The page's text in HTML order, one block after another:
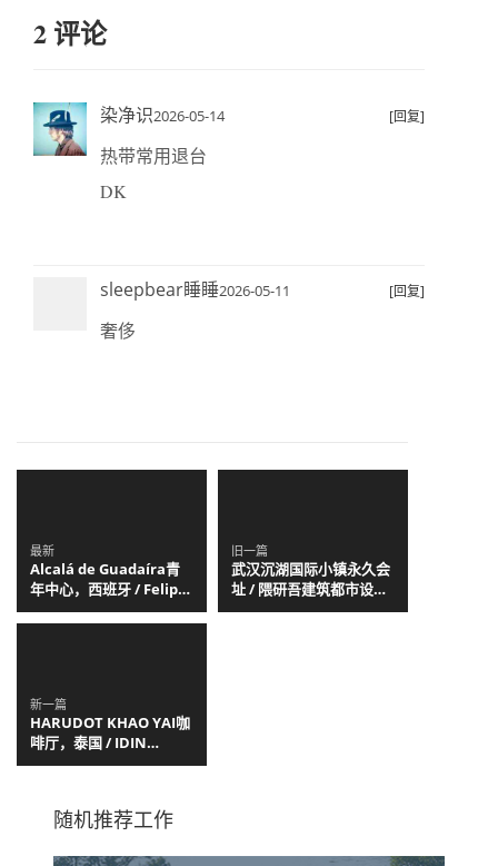
2 评论
染净识2026-05-14 [回复]
热带常用退台
DK
sleepbear睡睡2026-05-11 [回复]
奢侈
最新
Alcalá de Guadaíra青
年中心，西班牙 / Felipe
Retuerto + Dunar
Arquitectos
旧一篇
武汉沉湖国际小镇永久会
址 / 隈研吾建筑都市设计
事务所
新一篇
HARUDOT KHAO YAI咖
啡厅，泰国 / IDIN
Architects
随机推荐工作